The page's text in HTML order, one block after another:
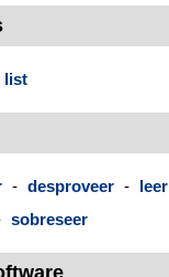
list
- desproveer - leer
sobreseer